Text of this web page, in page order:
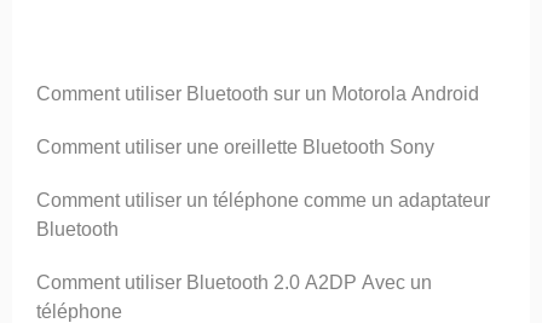
Comment utiliser Bluetooth sur un Motorola Android
Comment utiliser une oreillette Bluetooth Sony
Comment utiliser un téléphone comme un adaptateur
Bluetooth
Comment utiliser Bluetooth 2.0 A2DP Avec un
téléphone